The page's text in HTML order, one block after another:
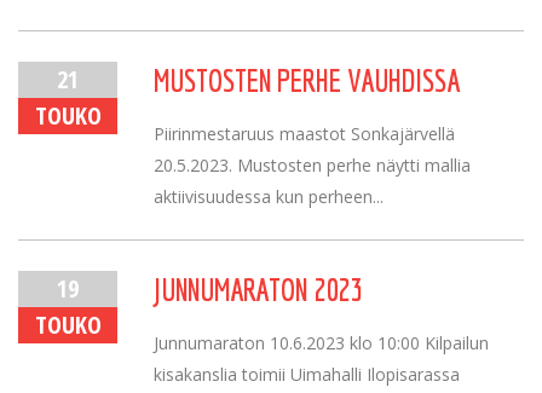
21
TOUKO
MUSTOSTEN PERHE VAUHDISSA
Piirinmestaruus maastot Sonkajärvellä
20.5.2023. Mustosten perhe näytti mallia
aktiivisuudessa kun perheen...
19
TOUKO
JUNNUMARATON 2023
Junnumaraton 10.6.2023 klo 10:00 Kilpailun
kisakanslia toimii Uimahalli Ilopisarassa